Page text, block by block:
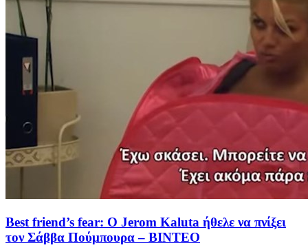
Best friend’s fear: Ο Jerom Kaluta ήθελε να πνίξει
τον Σάββα Πούμπουρα – ΒΙΝΤΕΟ